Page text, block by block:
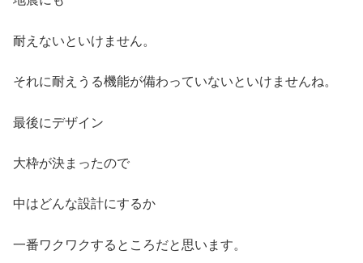
耐えないといけません。
それに耐えうる機能が備わっていないといけませんね。
最後にデザイン
大枠が決まったので
中はどんな設計にするか
一番ワクワクするところだと思います。